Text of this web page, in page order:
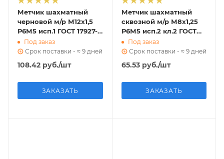
Метчик шахматный
черновой м/р М12х1,5
Р6М5 исп.1 ГОСТ 17927-
72Под заказ
Срок поставки - ≈ 9 дней
108.42 руб./шт
ЗАКАЗАТЬ
Метчик шахматный
сквозной м/р М8х1,25
Р6М5 исп.2 кл.2 ГОСТ
17927-72
Под заказ
Срок поставки - ≈ 9 дней
65.53руб./шт
ЗАКАЗАТЬ